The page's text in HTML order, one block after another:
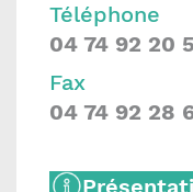
Téléphone
04 74 92 20
Fax
04 74 92 28